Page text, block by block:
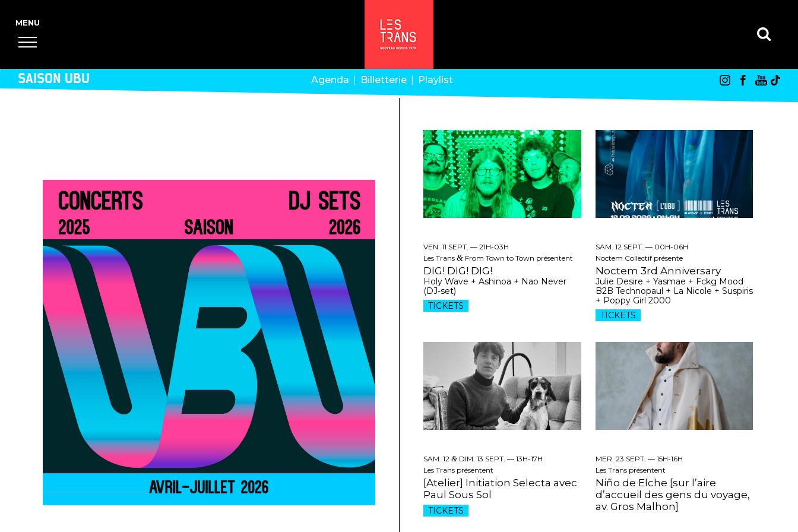
SAISON UBU Agenda Billetterie Playlist
VEN. 11 SEPT. — 21H-03H
Les Trans & From Town to Town présentent
DIG! DIG! DIG!
Holy Wave + Ashinoa + Nao Never
(DJ-set)
TICKETS
SAM. 12 SEPT. — 00H-06H
Noctem Collectif présente
Noctem 3rd Anniversary
Julie Desire + Yasmae + Fckg Mood
B2B Technopaul + La Nicole + Suspiris
+ Poppy Girl 2000
TICKETS
SAM. 12 & DIM. 13 SEPT. — 13H-17H
Les Trans présentent
[Atelier] Initiation Selecta avec
Paul Sous Sol
TICKETS
MER. 23 SEPT. — 15H-16H
Les Trans présentent
Niño de Elche [sur l’aire
d’accueil des gens du voyage,
av. Gros Malhon]